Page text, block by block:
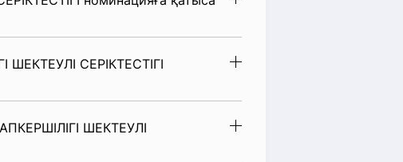
ШЕКТЕУЛІ СЕРІКТЕСТІГІ
ШЕКТЕУЛІ